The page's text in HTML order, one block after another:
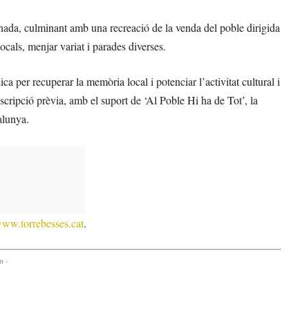
culminant amb una recreació de la venda del poble dirigida
menjar variat i parades diverses.
per recuperar la memòria local i potenciar l’activitat cultural i
prèvia, amb el suport de ‘Al Poble Hi ha de Tot’, la
.
-